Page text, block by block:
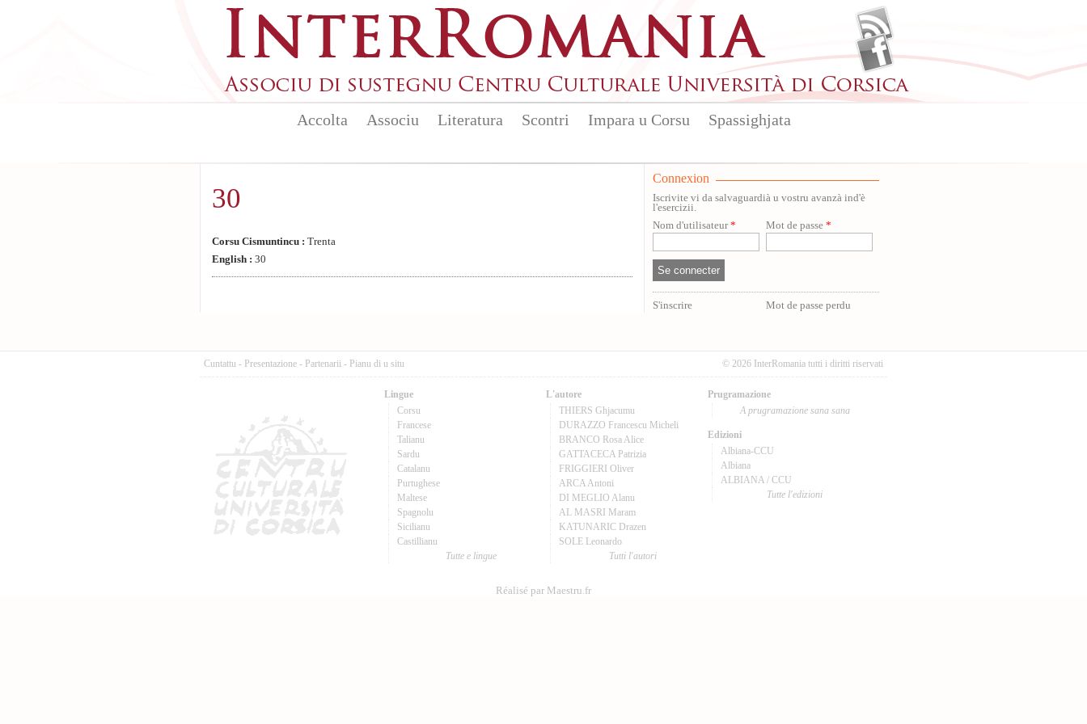
Accolta Associu Literatura Scontri Impara u Corsu Spassighjata
30
Corsu Cismuntincu : Trenta
English : 30
Connexion
Iscrivite vi da salvaguardià u vostru avanzà ind'è
l'esercizii.
Nom d'utilisateur* Mot de passe *
S'inscrire Mot de passe perdu
Cuntattu - Presentazione - Partenarii - Pianu di u situ © 2026 InterRomania tutti i diritti riservati
Lingue
Corsu
Francese
Talianu
Sardu
Catalanu
Purtughese
Maltese
Spagnolu
Sicilianu
Castillianu
Tutte e lingue
L'autore
THIERS Ghjacumu
DURAZZO Francescu Micheli
BRANCO Rosa Alice
GATTACECA Patrizia
FRIGGIERI Oliver
ARCA Antoni
DI MEGLIO Alanu
AL MASRI Maram
KATUNARIC Drazen
SOLE Leonardo
Tutti l'autori
Prugramazione
A prugramazione sana sana
Edizioni
Albiana-CCU
Albiana
ALBIANA / CCU
Tutte l'edizioni
Réalisé par Maestru.fr